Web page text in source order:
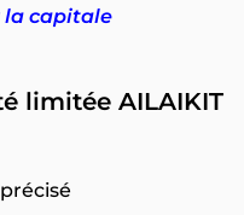
la capitale
limitée AILAIKIT